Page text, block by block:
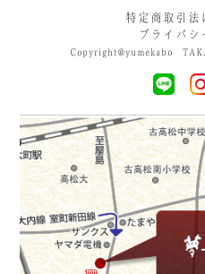
特定商取引法
プライバシ
Copyright@yumekabo